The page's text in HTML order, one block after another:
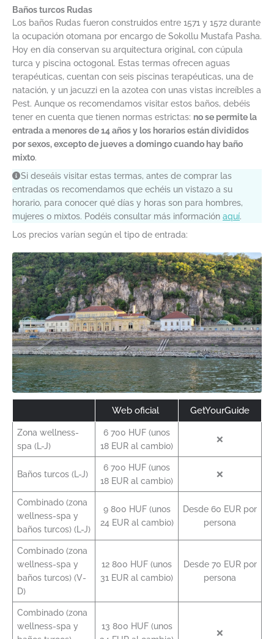
Baños turcos Rudas
Los baños Rudas fueron construidos entre 1571 y 1572 durante
la ocupación otomana por encargo de Sokollu Mustafa Pasha.
Hoy en día conservan su arquitectura original, con cúpula
turca y piscina octogonal. Estas termas ofrecen aguas
terapéuticas, cuentan con seis piscinas terapéuticas, una de
natación, y un jacuzzi en la azotea con unas vistas increíbles a
Pest. Aunque os recomendamos visitar estos baños, debéis
tener en cuenta que tienen normas estrictas: no se permite la
entrada a menores de 14 años y los horarios están divididos
por sexos, excepto de jueves a domingo cuando hay baño
mixto.
Si deseáis visitar estas termas, antes de comprar las
entradas os recomendamos que echéis un vistazo a su
horario, para conocer qué días y horas son para hombres,
mujeres o mixtos. Podéis consultar más información aquí.
Los precios varían según el tipo de entrada:
Web oficial GetYourGuide
Zona wellness-
spa (L-J)
6 700 HUF (unos
18 EUR al cambio)
❌
Baños turcos (L-J)
6 700 HUF (unos
18 EUR al cambio)
❌
Combinado (zona
wellness-spa y
baños turcos) (L-J)
9 800 HUF (unos
24 EUR al cambio)
Desde 60 EUR por
persona
Combinado (zona
wellness-spa y
baños turcos) (V-
D)
12 800 HUF (unos
31 EUR al cambio)
Desde 70 EUR por
persona
Combinado (zona
wellness-spa y
13 800 HUF (unos
❌